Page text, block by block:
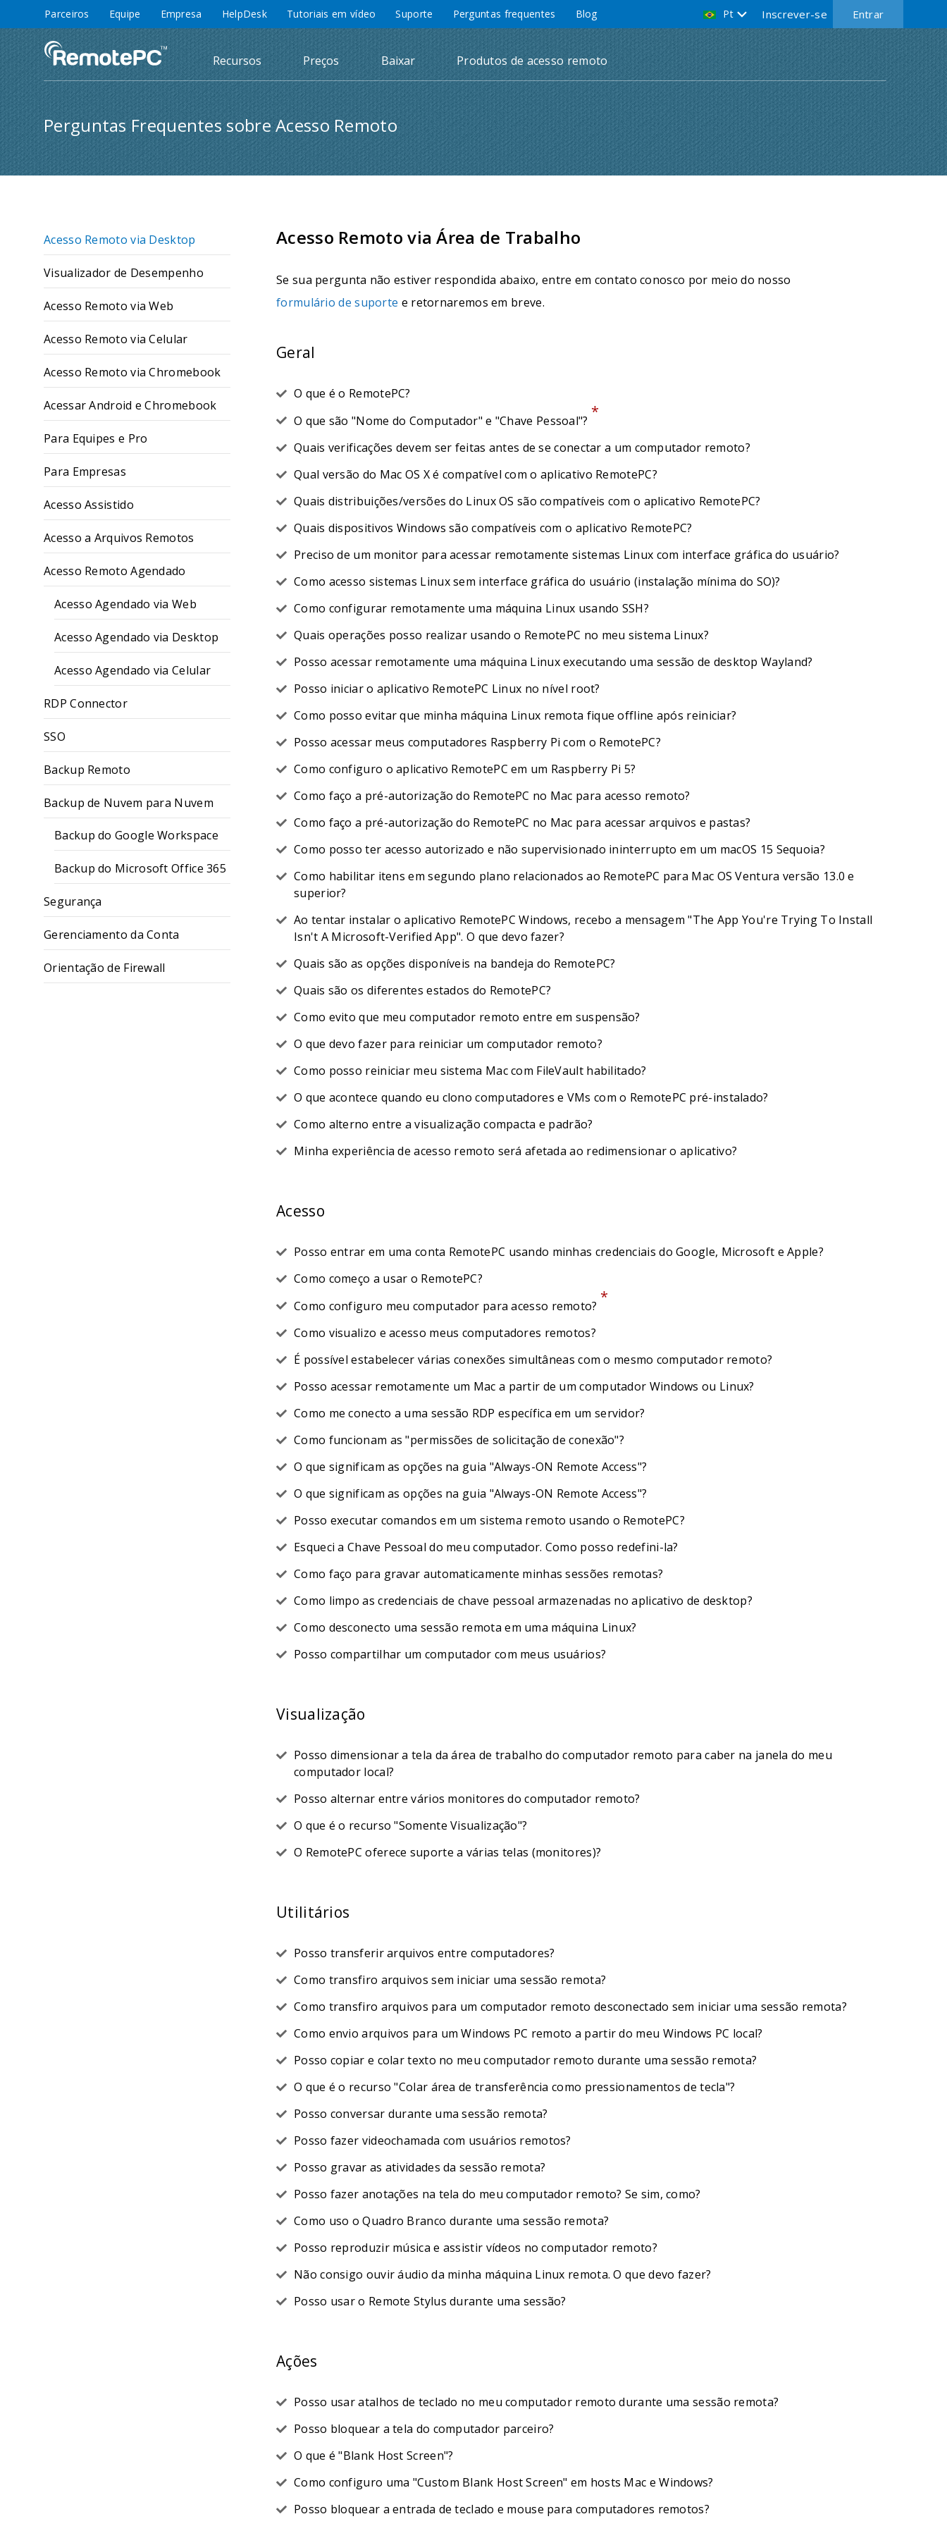
Parceiros Equipe Empresa HelpDesk Tutoriais em vídeo Suporte Perguntas frequentes Blog Pt Entrar
Inscrever-se
Recursos Preços Baixar Produtos de acesso remoto
Perguntas Frequentes sobre Acesso Remoto
Acesso Remoto via Desktop
Visualizador de Desempenho
Acesso Remoto via Web
Acesso Remoto via Celular
Acesso Remoto via Chromebook
Acessar Android e Chromebook
Para Equipes e Pro
Para Empresas
Acesso Assistido
Acesso a Arquivos Remotos
Acesso Remoto Agendado
Acesso Agendado via Web
Acesso Agendado via Desktop
Acesso Agendado via Celular
RDP Connector
SSO
Backup Remoto
Backup de Nuvem para Nuvem
Backup do Google Workspace
Backup do Microsoft Office 365
Segurança
Gerenciamento da Conta
Orientação de Firewall
Acesso Remoto via Área de Trabalho
Se sua pergunta não estiver respondida abaixo, entre em contato conosco por meio do nosso
formulário de suporte e retornaremos em breve.
Geral
O que é o RemotePC?
O que são "Nome do Computador" e "Chave Pessoal"? *
Quais verificações devem ser feitas antes de se conectar a um computador remoto?
Qual versão do Mac OS X é compatível com o aplicativo RemotePC?
Quais distribuições/versões do Linux OS são compatíveis com o aplicativo RemotePC?
Quais dispositivos Windows são compatíveis com o aplicativo RemotePC?
Preciso de um monitor para acessar remotamente sistemas Linux com interface gráfica do usuário?
Como acesso sistemas Linux sem interface gráfica do usuário (instalação mínima do SO)?
Como configurar remotamente uma máquina Linux usando SSH?
Quais operações posso realizar usando o RemotePC no meu sistema Linux?
Posso acessar remotamente uma máquina Linux executando uma sessão de desktop Wayland?
Posso iniciar o aplicativo RemotePC Linux no nível root?
Como posso evitar que minha máquina Linux remota fique offline após reiniciar?
Posso acessar meus computadores Raspberry Pi com o RemotePC?
Como configuro o aplicativo RemotePC em um Raspberry Pi 5?
Como faço a pré-autorização do RemotePC no Mac para acesso remoto?
Como faço a pré-autorização do RemotePC no Mac para acessar arquivos e pastas?
Como posso ter acesso autorizado e não supervisionado ininterrupto em um macOS 15 Sequoia?
Como habilitar itens em segundo plano relacionados ao RemotePC para Mac OS Ventura versão 13.0 e
superior?
Ao tentar instalar o aplicativo RemotePC Windows, recebo a mensagem "The App You're Trying To Install
Isn't A Microsoft-Verified App". O que devo fazer?
Quais são as opções disponíveis na bandeja do RemotePC?
Quais são os diferentes estados do RemotePC?
Como evito que meu computador remoto entre em suspensão?
O que devo fazer para reiniciar um computador remoto?
Como posso reiniciar meu sistema Mac com FileVault habilitado?
O que acontece quando eu clono computadores e VMs com o RemotePC pré-instalado?
Como alterno entre a visualização compacta e padrão?
Minha experiência de acesso remoto será afetada ao redimensionar o aplicativo?
Acesso
Posso entrar em uma conta RemotePC usando minhas credenciais do Google, Microsoft e Apple?
Como começo a usar o RemotePC?
Como configuro meu computador para acesso remoto? *
Como visualizo e acesso meus computadores remotos?
É possível estabelecer várias conexões simultâneas com o mesmo computador remoto?
Posso acessar remotamente um Mac a partir de um computador Windows ou Linux?
Como me conecto a uma sessão RDP específica em um servidor?
Como funcionam as "permissões de solicitação de conexão"?
O que significam as opções na guia "Always-ON Remote Access"?
O que significam as opções na guia "Always-ON Remote Access"?
Posso executar comandos em um sistema remoto usando o RemotePC?
Esqueci a Chave Pessoal do meu computador. Como posso redefini-la?
Como faço para gravar automaticamente minhas sessões remotas?
Como limpo as credenciais de chave pessoal armazenadas no aplicativo de desktop?
Como desconecto uma sessão remota em uma máquina Linux?
Posso compartilhar um computador com meus usuários?
Visualização
Posso dimensionar a tela da área de trabalho do computador remoto para caber na janela do meu
computador local?
Posso alternar entre vários monitores do computador remoto?
O que é o recurso "Somente Visualização"?
O RemotePC oferece suporte a várias telas (monitores)?
Utilitários
Posso transferir arquivos entre computadores?
Como transfiro arquivos sem iniciar uma sessão remota?
Como transfiro arquivos para um computador remoto desconectado sem iniciar uma sessão remota?
Como envio arquivos para um Windows PC remoto a partir do meu Windows PC local?
Posso copiar e colar texto no meu computador remoto durante uma sessão remota?
O que é o recurso "Colar área de transferência como pressionamentos de tecla"?
Posso conversar durante uma sessão remota?
Posso fazer videochamada com usuários remotos?
Posso gravar as atividades da sessão remota?
Posso fazer anotações na tela do meu computador remoto? Se sim, como?
Como uso o Quadro Branco durante uma sessão remota?
Posso reproduzir música e assistir vídeos no computador remoto?
Não consigo ouvir áudio da minha máquina Linux remota. O que devo fazer?
Posso usar o Remote Stylus durante uma sessão?
Ações
Posso usar atalhos de teclado no meu computador remoto durante uma sessão remota?
Posso bloquear a tela do computador parceiro?
O que é "Blank Host Screen"?
Como configuro uma "Custom Blank Host Screen" em hosts Mac e Windows?
Posso bloquear a entrada de teclado e mouse para computadores remotos?